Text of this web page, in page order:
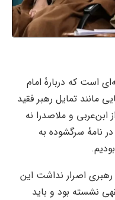
است که دربارۀ امام
مانند تمایل رهبر فقید
ابن‌عربی و ملاصدرا نه
نامۀ سرگشوده به
رهبری اصرار نداشت این
نشسته بود و باید